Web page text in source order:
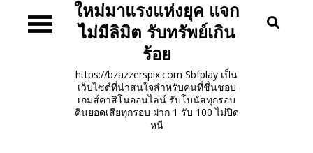
ใหม่มาแรงแห่งยุค แจก
ไม่มีลิมิต รับทรัพย์เกิน
ร้อย
https://bzazzerspix.com Sbfplay เป็น
เว็บไซต์ที่น่าสนใจสำหรับคนที่ชื่นชอบ
เกมส์คาสิโนออนไลน์ รับโบนัสทุกรอบ
คินยอดเสียทุกรอบ ฝาก 1 รับ 100 ไม่ปิด
หนี